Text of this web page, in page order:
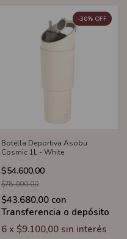
Botella Deportiva Asobu
Cosmic 1L - White
$54.600,00
-30% OFF
$78.000,00
$43.680,00 con
Transferencia o depósito
6 x $9.100,00 sin interés